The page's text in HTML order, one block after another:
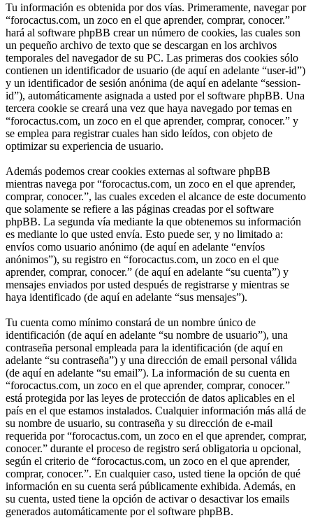
Tu información es obtenida por dos vías. Primeramente, navegar por
“forocactus.com, un zoco en el que aprender, comprar, conocer.”
hará al software phpBB crear un número de cookies, las cuales son
un pequeño archivo de texto que se descargan en los archivos
temporales del navegador de su PC. Las primeras dos cookies sólo
contienen un identificador de usuario (de aquí en adelante “user-id”)
y un identificador de sesión anónima (de aquí en adelante “session-
id”), automáticamente asignada a usted por el software phpBB. Una
tercera cookie se creará una vez que haya navegado por temas en
“forocactus.com, un zoco en el que aprender, comprar, conocer.” y
se emplea para registrar cuales han sido leídos, con objeto de
optimizar su experiencia de usuario.
Además podemos crear cookies externas al software phpBB
mientras navega por “forocactus.com, un zoco en el que aprender,
comprar, conocer.”, las cuales exceden el alcance de este documento
que solamente se refiere a las páginas creadas por el software
phpBB. La segunda vía mediante la que obtenemos su información
es mediante lo que usted envía. Esto puede ser, y no limitado a:
envíos como usuario anónimo (de aquí en adelante “envíos
anónimos”), su registro en “forocactus.com, un zoco en el que
aprender, comprar, conocer.” (de aquí en adelante “su cuenta”) y
mensajes enviados por usted después de registrarse y mientras se
haya identificado (de aquí en adelante “sus mensajes”).
Tu cuenta como mínimo constará de un nombre único de
identificación (de aquí en adelante “su nombre de usuario”), una
contraseña personal empleada para la identificación (de aquí en
adelante “su contraseña”) y una dirección de email personal válida
(de aquí en adelante “su email”). La información de su cuenta en
“forocactus.com, un zoco en el que aprender, comprar, conocer.”
está protegida por las leyes de protección de datos aplicables en el
país en el que estamos instalados. Cualquier información más allá de
su nombre de usuario, su contraseña y su dirección de e-mail
requerida por “forocactus.com, un zoco en el que aprender, comprar,
conocer.” durante el proceso de registro será obligatoria u opcional,
según el criterio de “forocactus.com, un zoco en el que aprender,
comprar, conocer.”. En cualquier caso, usted tiene la opción de qué
información en su cuenta será públicamente exhibida. Además, en
su cuenta, usted tiene la opción de activar o desactivar los emails
generados automáticamente por el software phpBB.